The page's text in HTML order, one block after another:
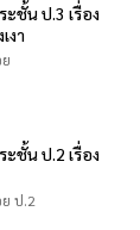
ะชั้น ป.3 เรื่อง
งา
ะชั้น ป.2 เรื่อง
ป.2